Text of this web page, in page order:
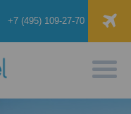
+7 (495) 109-27-70